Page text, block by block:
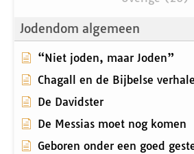
Jodendom algemeen
“Niet joden, maar Joden”
Chagall en de Bijbelse
De Davidster
De Messias moet nog komen
Geboren onder een goed